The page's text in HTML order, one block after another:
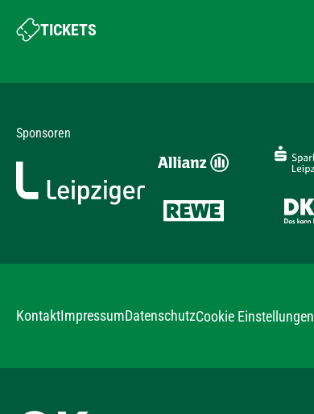
TICKETS
Sponsoren
KontaktImpressumDatenschutzCookie Einstellungen